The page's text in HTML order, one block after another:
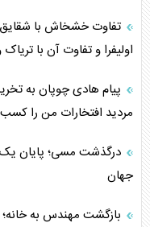
تفاوت خشخاش با شقایق
اولیفرا و تفاوت آن با
پیام هادی چوپان به
مردید افتخارات من را
جهان
بازگشت مهندس به